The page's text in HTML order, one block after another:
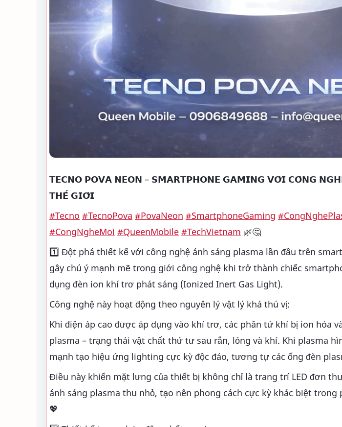
𝗧𝗘𝗖𝗡𝗢 𝗣𝗢𝗩𝗔 𝗡𝗘𝗢𝗡 – 𝗦𝗠𝗔𝗥𝗧𝗣𝗛𝗢𝗡𝗘 𝗚𝗔𝗠𝗜𝗡𝗚 𝗩𝗢̛́𝗜 𝗖𝗢̂𝗡𝗚
𝗧𝗛𝗘̂́ 𝗚𝗜𝗢̛́𝗜
#Tecno #TecnoPova #PovaNeon #SmartphoneGaming
#CongNgheMoi #QueenMobile #TechVietnam 🌿🤔
1️⃣ Đột phá thiết kế với công nghệ ánh sáng plasma lần đầu trên
gây chú ý mạnh mẽ trong giới công nghệ khi trở thành chiếc
dụng đèn ion khí trơ phát sáng (Ionized Inert Gas Light).
Công nghệ này hoạt động theo nguyên lý vật lý khá thú vị:
Khi điện áp cao được áp dụng vào khí trơ, các phân tử khí bị ion hóa
plasma – trạng thái vật chất thứ tư sau rắn, lỏng và khí. Khi plasma
mạnh tạo hiệu ứng lighting cực kỳ độc đáo, tương tự các ống đèn
Điều này khiến mặt lưng của thiết bị không chỉ là trang trí LED đơn
ánh sáng plasma thu nhỏ, tạo nên phong cách cực kỳ khác biệt
💖